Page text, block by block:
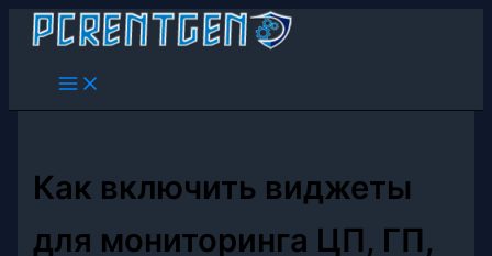
Перейти
содержимому
Как включить виджеты
для мониторинга ЦП, ГП,